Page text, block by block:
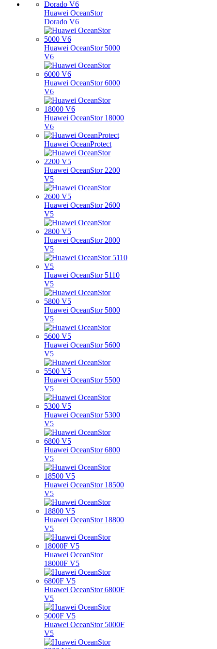
Huawei OceanStor
Dorado V6
Huawei OceanStor 5000
V6
Huawei OceanStor 6000
V6
Huawei OceanStor 18000
V6
Huawei OceanProtect
Huawei OceanStor 2200
V5
Huawei OceanStor 2600
V5
Huawei OceanStor 2800
V5
Huawei OceanStor 5110
V5
Huawei OceanStor 5800
V5
Huawei OceanStor 5600
V5
Huawei OceanStor 5500
V5
Huawei OceanStor 5300
V5
Huawei OceanStor 6800
V5
Huawei OceanStor 18500
V5
Huawei OceanStor 18800
V5
Huawei OceanStor
18000F V5
Huawei OceanStor 6800F
V5
Huawei OceanStor 5000F
V5